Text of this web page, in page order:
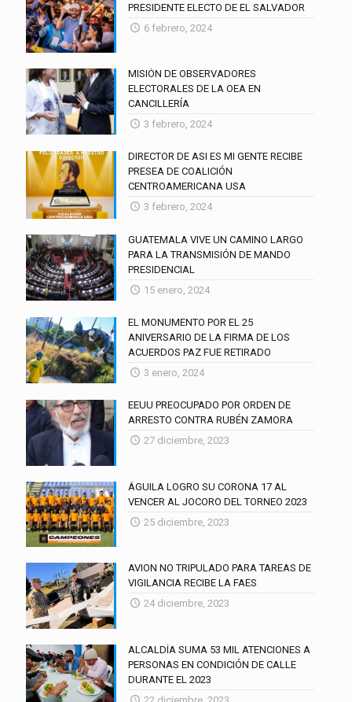
PRESIDENTE ELECTO DE EL SALVADOR
6 febrero, 2024
MISIÓN DE OBSERVADORES
ELECTORALES DE LA OEA EN
CANCILLERÍA
3 febrero, 2024
DIRECTOR DE ASI ES MI GENTE RECIBE
PRESEA DE COALICIÓN
CENTROAMERICANA USA
3 febrero, 2024
GUATEMALA VIVE UN CAMINO LARGO
PARA LA TRANSMISIÓN DE MANDO
PRESIDENCIAL
15 enero, 2024
EL MONUMENTO POR EL 25
ANIVERSARIO DE LA FIRMA DE LOS
ACUERDOS PAZ FUE RETIRADO
3 enero, 2024
EEUU PREOCUPADO POR ORDEN DE
ARRESTO CONTRA RUBÉN ZAMORA
27 diciembre, 2023
ÁGUILA LOGRO SU CORONA 17 AL
VENCER AL JOCORO DEL TORNEO 2023
25 diciembre, 2023
AVION NO TRIPULADO PARA TAREAS DE
VIGILANCIA RECIBE LA FAES
24 diciembre, 2023
ALCALDÍA SUMA 53 MIL ATENCIONES A
PERSONAS EN CONDICIÓN DE CALLE
DURANTE EL 2023